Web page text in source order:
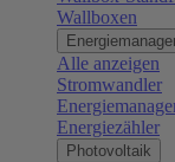
Wallboxen
Alle anzeigen
Stromwandler
Energiezähler
Photovoltaik